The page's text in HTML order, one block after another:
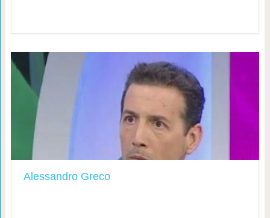
Alessandro Greco